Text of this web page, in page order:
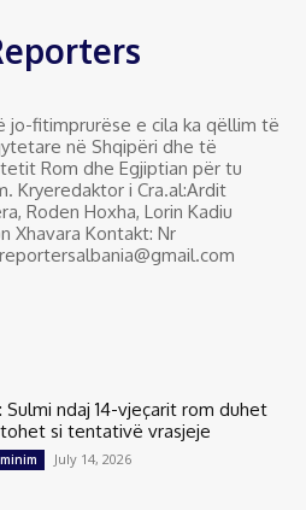
jo-fitimprurëse e cila ka qëllim të
në Shqipëri dhe të
Rom dhe Egjiptian për tu
Kryeredaktor i Cra.al:Ardit
Roden Hoxha, Lorin Kadiu
Xhavara Kontakt: Nr
Sulmi ndaj 14-vjeçarit rom duhet
si tentativë vrasjeje
July 14, 2026